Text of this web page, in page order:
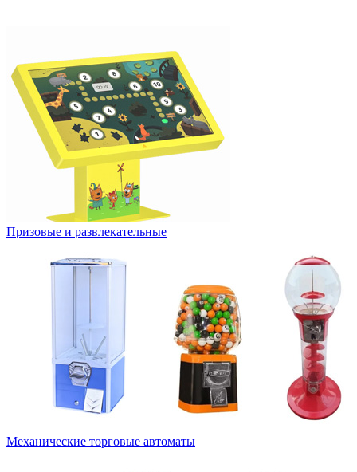
Призовые и развлекательные
Механические торговые автоматы